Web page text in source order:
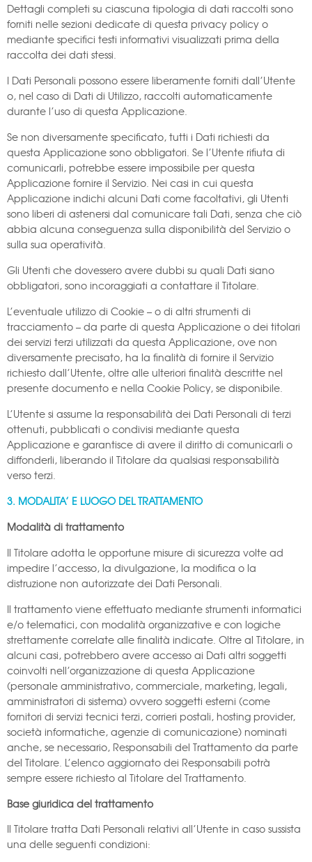
Dettagli completi su ciascuna tipologia di dati raccolti sono
forniti nelle sezioni dedicate di questa privacy policy o
mediante specifici testi informativi visualizzati prima della
raccolta dei dati stessi.
I Dati Personali possono essere liberamente forniti dall’Utente
o, nel caso di Dati di Utilizzo, raccolti automaticamente
durante l’uso di questa Applicazione.
Se non diversamente specificato, tutti i Dati richiesti da
questa Applicazione sono obbligatori. Se l’Utente rifiuta di
comunicarli, potrebbe essere impossibile per questa
Applicazione fornire il Servizio. Nei casi in cui questa
Applicazione indichi alcuni Dati come facoltativi, gli Utenti
sono liberi di astenersi dal comunicare tali Dati, senza che ciò
abbia alcuna conseguenza sulla disponibilità del Servizio o
sulla sua operatività.
Gli Utenti che dovessero avere dubbi su quali Dati siano
obbligatori, sono incoraggiati a contattare il Titolare.
L’eventuale utilizzo di Cookie – o di altri strumenti di
tracciamento – da parte di questa Applicazione o dei titolari
dei servizi terzi utilizzati da questa Applicazione, ove non
diversamente precisato, ha la finalità di fornire il Servizio
richiesto dall’Utente, oltre alle ulteriori finalità descritte nel
presente documento e nella Cookie Policy, se disponibile.
L’Utente si assume la responsabilità dei Dati Personali di terzi
ottenuti, pubblicati o condivisi mediante questa
Applicazione e garantisce di avere il diritto di comunicarli o
diffonderli, liberando il Titolare da qualsiasi responsabilità
verso terzi.
3. MODALITA’ E LUOGO DEL TRATTAMENTO
Modalità di trattamento
Il Titolare adotta le opportune misure di sicurezza volte ad
impedire l’accesso, la divulgazione, la modifica o la
distruzione non autorizzate dei Dati Personali.
Il trattamento viene effettuato mediante strumenti informatici
e/o telematici, con modalità organizzative e con logiche
strettamente correlate alle finalità indicate. Oltre al Titolare, in
alcuni casi, potrebbero avere accesso ai Dati altri soggetti
coinvolti nell’organizzazione di questa Applicazione
(personale amministrativo, commerciale, marketing, legali,
amministratori di sistema) ovvero soggetti esterni (come
fornitori di servizi tecnici terzi, corrieri postali, hosting provider,
società informatiche, agenzie di comunicazione) nominati
anche, se necessario, Responsabili del Trattamento da parte
del Titolare. L’elenco aggiornato dei Responsabili potrà
sempre essere richiesto al Titolare del Trattamento.
Base giuridica del trattamento
Il Titolare tratta Dati Personali relativi all’Utente in caso sussista
una delle seguenti condizioni: